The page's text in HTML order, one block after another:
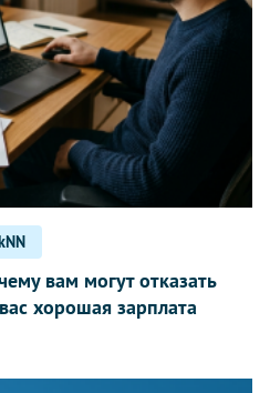
вам могут отказать
хорошая зарплата